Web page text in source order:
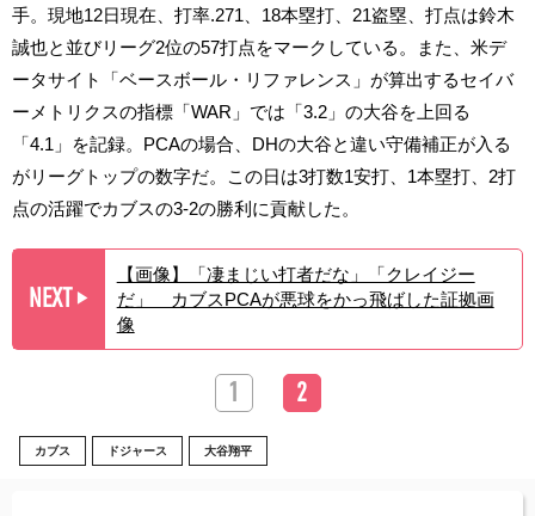
手。現地12日現在、打率.271、18本塁打、21盗塁、打点は鈴木
誠也と並びリーグ2位の57打点をマークしている。また、米デ
ータサイト「ベースボール・リファレンス」が算出するセイバ
ーメトリクスの指標「WAR」では「3.2」の大谷を上回る
「4.1」を記録。PCAの場合、DHの大谷と違い守備補正が入る
がリーグトップの数字だ。この日は3打数1安打、1本塁打、2打
点の活躍でカブスの3-2の勝利に貢献した。
NEXT ▶︎
【画像】「凄まじい打者だな」「クレイジー
だ」 カブスPCAが悪球をかっ飛ばした証拠画
像
1 2
カブス ドジャース 大谷翔平